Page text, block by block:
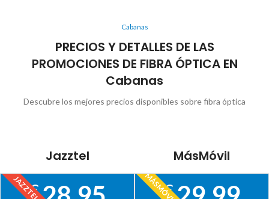
Cabanas
PRECIOS Y DETALLES DE LAS
PROMOCIONES DE FIBRA ÓPTICA EN
Cabanas
Descubre los mejores precios disponibles sobre fibra óptica
Jazztel
JAZZTEL
€
MásMóvil
MÁSMÓVIL
€